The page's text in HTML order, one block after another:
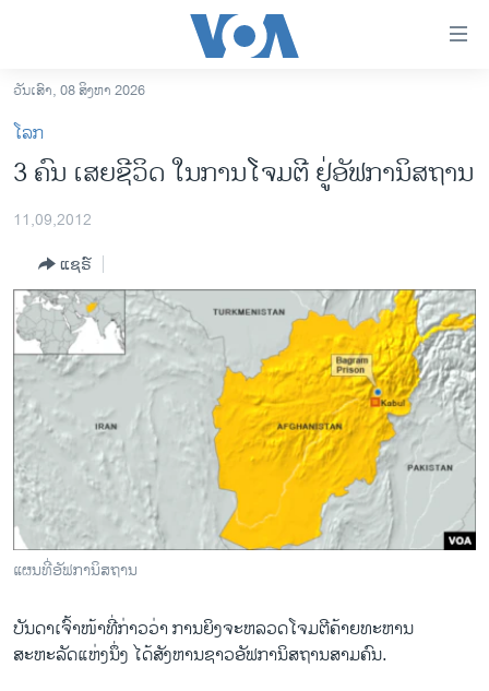
ເຂົ້າ
ຫາ
ຂ້າມ
ໄປ
ຊອກ
ຄົ້ນ
ລາວ
ການເລືອກຕັ້ງ ປະທານາທີບໍດີ ສະຫະລັດ 2024
ຂ່າວ​ຈີນ
ໂລກ
ເອເຊຍ
ອິດສະຫຼະພາບດ້ານການຂ່າວ
ຊີວິດຊາວລາວ
ຊຸມຊົນຊາວລາວ
ວິທະຍາສາດ-ເທັກໂນໂລຈີ
ທຸລະກິດ
ວີດີໂອ
ສຽງ
ວັນເສົາ, 08 ສິງຫາ 2026
ໂລກ
3 ຄົນ ເສຍຊີວິດ ໃນການໂຈມຕີ ຢູ່ອັ​ຟກາ​ນິສຖານ
11,09,2012
ແຊຣ໌
ແຜນທີ່ອັຟການິສຖານ
ບັນດາ​ເຈົ້າ​ໜ້າ​ທີ່​ກ່າວວ່າ ການ​ຍິງຈະ​ຫລວດໂຈມຕີຄ້າຍ​ທະຫານ
​ສະຫະລັດ​ແຫ່ງ​ນຶ່ງ ໄດ້​ສັງຫານຊາວອັ​ຟກາ​ນິສຖານສາມ​ຄົນ.